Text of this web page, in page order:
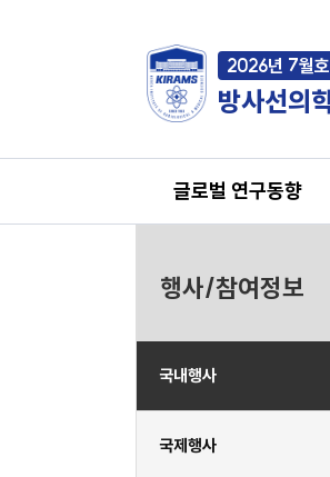
2026년 7월호
방사선의
글로벌 연구동향
행사/참여정보
국내행사
국제행사